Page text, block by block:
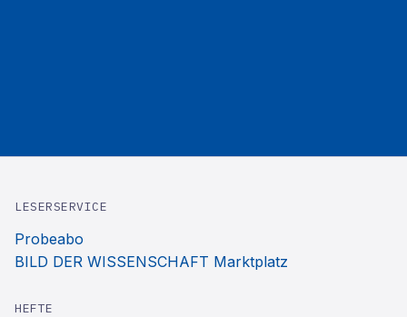
LESERSERVICE
Probeabo
BILD DER WISSENSCHAFT Marktplatz
HEFTE